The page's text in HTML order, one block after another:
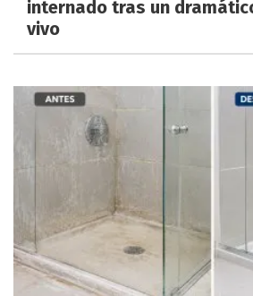
internado tras un
vivo